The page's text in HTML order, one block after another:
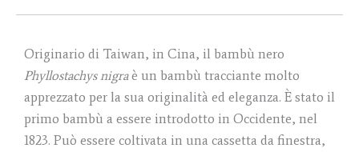
Originario di Taiwan, in Cina, il bambù nero
Phyllostachys nigraè un bambù tracciante molto
apprezzato per la sua originalità ed eleganza. È stato il
primo bambù a essere introdotto in Occidente, nel
1823. Può essere coltivata in una cassetta da finestra,